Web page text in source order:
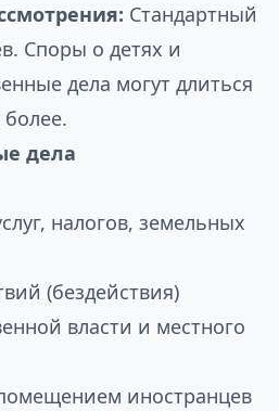
Стандартный
Споры о детях и
дела могут длиться
дела
налогов, земельных
(бездействия)
власти и местного
иностранцев